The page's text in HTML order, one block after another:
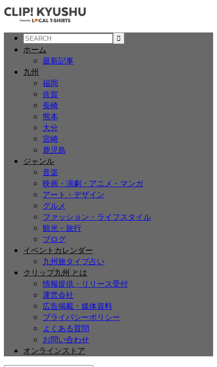
ホーム
最新記事
九州
福岡
佐賀
長崎
熊本
大分
宮崎
鹿児島
ジャンル
音楽
映画・演劇・アニメ・マンガ
アート・デザイン
グルメ
ファッション・ライフスタイル
観光・旅行
ブログ
イベントカレンダー
九州旅タイプ占い
クリップ九州 とは
情報提供・リリース受付
運営会社
広告掲載・媒体資料
プライバシーポリシー
よくある質問
お問い合わせ
オンラインストア